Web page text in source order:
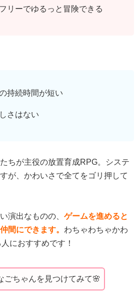
リーでゆるっと冒険できる
持続時間が短い
さはない
ちが主役の放置育成RPG。システ
が、かわいさで全てをゴリ押して
演出なものの、 ゲームを進めると
間にできます。 わちゃわちゃかわ
におすすめです！
ごちゃんを見つけてみて🌸